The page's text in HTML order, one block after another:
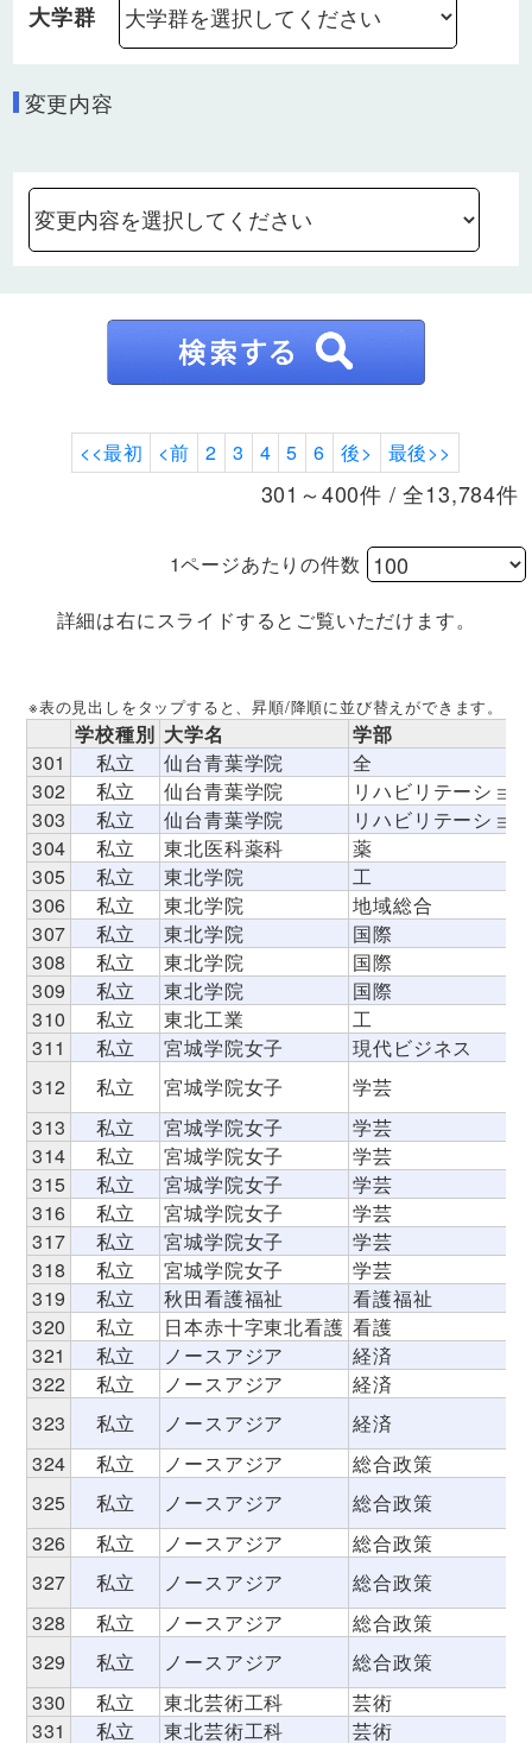
大学群
変更内容
<<最初 <前 2 3 4 5 6 後> 最後>>
301～400件 / 全13,784件
1ページあたりの件数
詳細は右にスライドするとご覧いただけます。
※表の見出しをタップすると、昇順/降順に並び替えができます。
学校種別 大学名
学部
301
私立 仙台青葉学院
全
302
私立 仙台青葉学院
リハビリテーション
303
私立 仙台青葉学院
リハビリテーション
304
私立 東北医科薬科
薬
305
私立 東北学院
工
306
私立 東北学院
地域総合
307
私立 東北学院
国際
308
私立 東北学院
国際
309
私立 東北学院
国際
310
私立 東北工業
工
311
私立 宮城学院女子
現代ビジネス
312
私立 宮城学院女子
学芸
313
私立 宮城学院女子
学芸
314
私立 宮城学院女子
学芸
315
私立 宮城学院女子
学芸
316
私立 宮城学院女子
学芸
317
私立 宮城学院女子
学芸
318
私立 宮城学院女子
学芸
319
私立 秋田看護福祉
看護福祉
320
私立 日本赤十字東北看護 看護
321
私立 ノースアジア
経済
322
私立 ノースアジア
経済
323
私立 ノースアジア
経済
324
私立 ノースアジア
総合政策
325
私立 ノースアジア
総合政策
326
私立 ノースアジア
総合政策
327
私立 ノースアジア
総合政策
328
私立 ノースアジア
総合政策
329
私立 ノースアジア
総合政策
330
私立 東北芸術工科
芸術
331
私立 東北芸術工科 芸術